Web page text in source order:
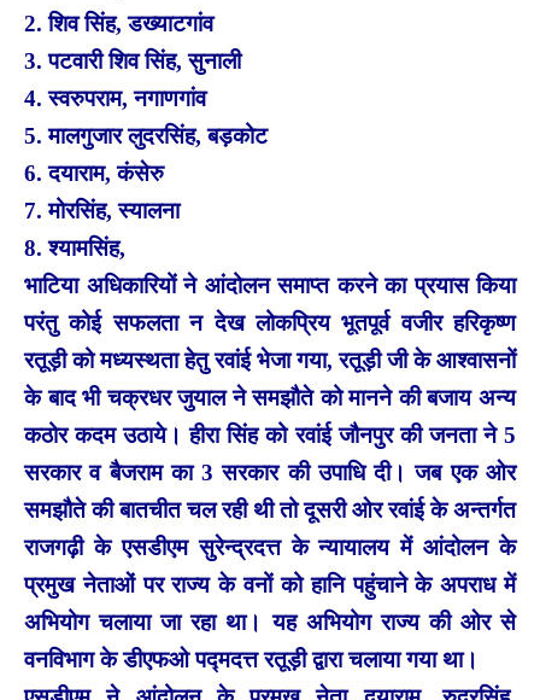
2. शिव सिंह, डख्याटगांव
3. पटवारी शिव सिंह, सुनाली
4. स्वरुपराम, नगाणगांव
5. मालगुजार लुदरसिंह, बड़कोट
6. दयाराम, कंसेरु
7. मोरसिंह, स्यालना
8. श्यामसिंह,
भाटिया अधिकारियों ने आंदोलन समाप्त करने का प्रयास किया
परंतु कोई सफलता न देख लोकप्रिय भूतपूर्व वजीर हरिकृष्ण
रतूड़ी को मध्यस्थता हेतु रवांई भेजा गया, रतूड़ी जी के आश्वासनों
के बाद भी चक्रधर जुयाल ने समझौते को मानने की बजाय अन्य
कठोर कदम उठाये। हीरा सिंह को रवांई जौनपुर की जनता ने 5
सरकार व बैजराम का 3 सरकार की उपाधि दी। जब एक ओर
समझौते की बातचीत चल रही थी तो दूसरी ओर रवांई के अन्तर्गत
राजगढ़ी के एसडीएम सुरेन्द्रदत्त के न्यायालय में आंदोलन के
प्रमुख नेताओं पर राज्य के वनों को हानि पहुंचाने के अपराध में
अभियोग चलाया जा रहा था। यह अभियोग राज्य की ओर से
वनविभाग के डीएफओ पद्मदत्त रतूड़ी द्वारा चलाया गया था।